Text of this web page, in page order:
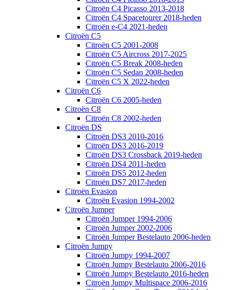
Citroën C4 Picasso 2013-2018
Citroën C4 Spacetourer 2018-heden
Citroën e-C4 2021-heden
Citroën C5
Citroën C5 2001-2008
Citroën C5 Aircross 2017-2025
Citroën C5 Break 2008-heden
Citroën C5 Sedan 2008-heden
Citroën C5 X 2022-heden
Citroën C6
Citroën C6 2005-heden
Citroën C8
Citroën C8 2002-heden
Citroën DS
Citroën DS3 2010-2016
Citroën DS3 2016-2019
Citroën DS3 Crossback 2019-heden
Citroën DS4 2011-heden
Citroën DS5 2012-heden
Citroën DS7 2017-heden
Citroën Evasion
Citroën Evasion 1994-2002
Citroën Jumper
Citroën Jumper 1994-2006
Citroën Jumper 2002-2006
Citroën Jumper Bestelauto 2006-heden
Citroën Jumpy
Citroën Jumpy 1994-2007
Citroën Jumpy Bestelauto 2006-2016
Citroën Jumpy Bestelauto 2016-heden
Citroën Jumpy Multispace 2006-2016